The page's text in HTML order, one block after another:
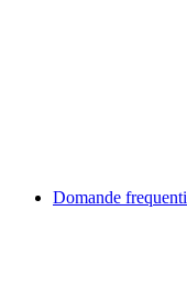
Domande frequenti